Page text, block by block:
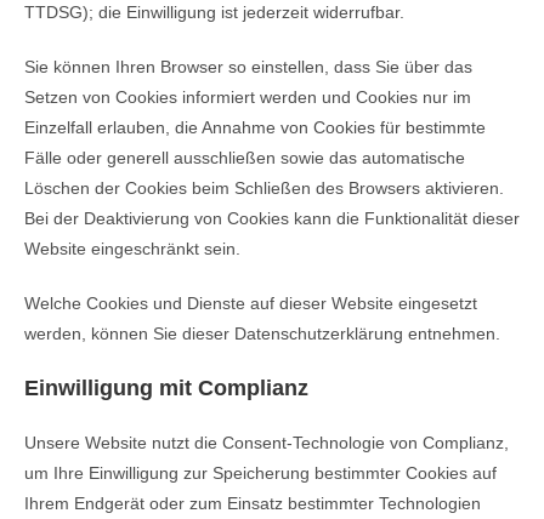
TTDSG); die Einwilligung ist jederzeit widerrufbar.
Sie können Ihren Browser so einstellen, dass Sie über das
Setzen von Cookies informiert werden und Cookies nur im
Einzelfall erlauben, die Annahme von Cookies für bestimmte
Fälle oder generell ausschließen sowie das automatische
Löschen der Cookies beim Schließen des Browsers aktivieren.
Bei der Deaktivierung von Cookies kann die Funktionalität dieser
Website eingeschränkt sein.
Welche Cookies und Dienste auf dieser Website eingesetzt
werden, können Sie dieser Datenschutzerklärung entnehmen.
Einwilligung mit Complianz
Unsere Website nutzt die Consent-Technologie von Complianz,
um Ihre Einwilligung zur Speicherung bestimmter Cookies auf
Ihrem Endgerät oder zum Einsatz bestimmter Technologien